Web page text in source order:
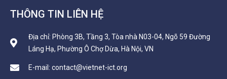
THÔNG TIN LIÊN HỆ
Địa chỉ: Phòng 3B, Tầng 3, Tòa nhà N03-04, Ngõ 59 Đường
Láng Hạ, Phường Ô Chợ Dừa, Hà Nội, VN
E-mail: contact@vietnet-ict.org